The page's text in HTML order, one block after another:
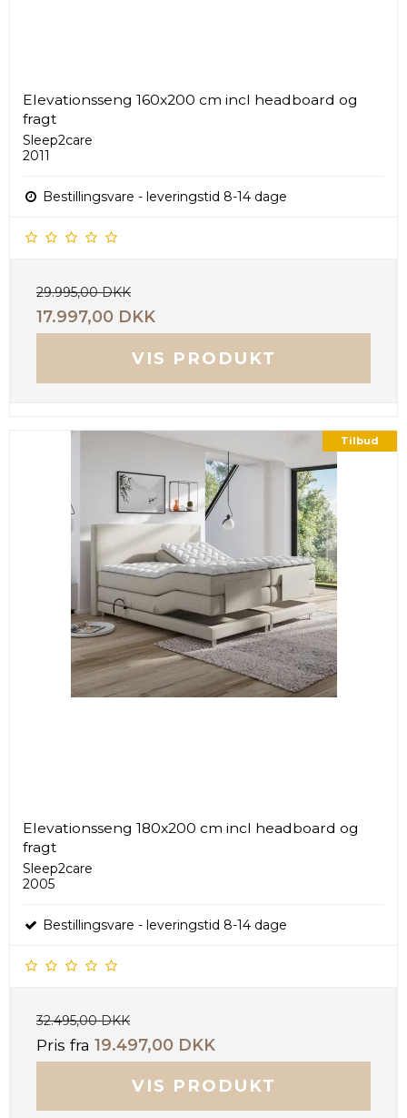
Elevationsseng 160x200 cm incl headboard og
fragt
Sleep2care
2011
Bestillingsvare - leveringstid 8-14 dage
29.995,00 DKK
17.997,00 DKK
VIS PRODUKT
Tilbud
Elevationsseng 180x200 cm incl headboard og
fragt
Sleep2care
2005
Bestillingsvare - leveringstid 8-14 dage
32.495,00 DKK
Pris fra 19.497,00 DKK
VIS PRODUKT